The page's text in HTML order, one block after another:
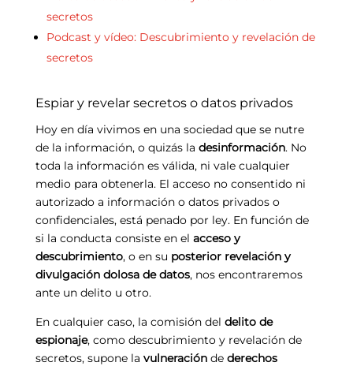
secretos
Podcast y vídeo: Descubrimiento y revelación de
secretos
Espiar y revelar secretos o datos privados
Hoy en día vivimos en una sociedad que se nutre
de la información, o quizás la desinformación. No
toda la información es válida, ni vale cualquier
medio para obtenerla. El acceso no consentido ni
autorizado a información o datos privados o
confidenciales, está penado por ley. En función de
si la conducta consiste en el acceso y
descubrimiento, o en su posterior revelación y
divulgación dolosa de datos, nos encontraremos
ante un delito u otro.
En cualquier caso, la comisión del delito de
espionaje, como descubrimiento y revelación de
secretos, supone la vulneraciónde derechos